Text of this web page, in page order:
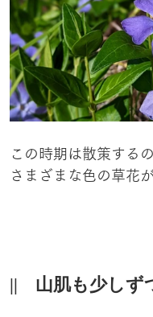
この時期は散策する
さまざまな色の草花
||　山肌も少しず